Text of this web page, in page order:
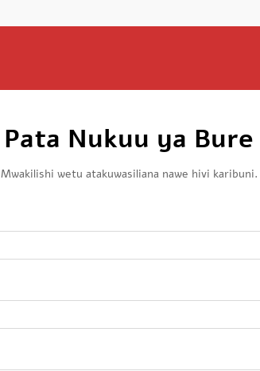
Pata Nukuu ya Bure
Mwakilishi wetu atakuwasiliana nawe hivi karibuni.